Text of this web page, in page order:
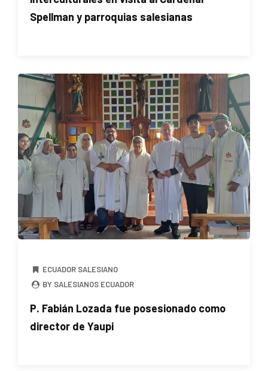
Spellman y parroquias salesianas
ECUADOR SALESIANO
BY SALESIANOS ECUADOR
P. Fabián Lozada fue posesionado como
director de Yaupi